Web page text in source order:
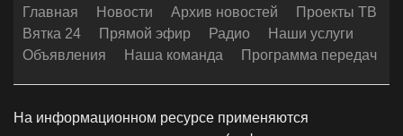
Главная Новости Архив новостей
Проекты ТВ
Вятка 24
Прямой эфир Радио
Наши услуги
Объявления
Наша команда Программа передач
На информационном ресурсе применяются